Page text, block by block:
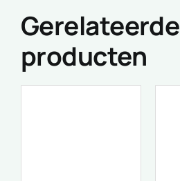
Gerelateerde
producten